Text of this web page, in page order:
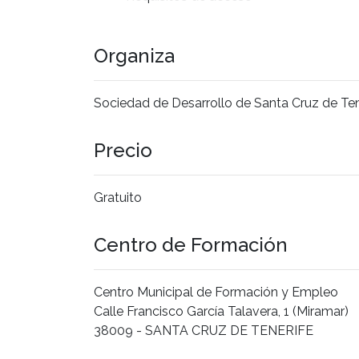
Organiza
Sociedad de Desarrollo de Santa Cruz de
Precio
Gratuito
Centro de Formación
Centro Municipal de Formación y Empleo
Calle Francisco García Talavera, 1 (Miramar)
38009 - SANTA CRUZ DE TENERIFE